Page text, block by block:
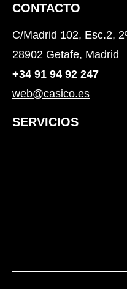
CONTACTO
C/Madrid 102, Esc.2,
28902 Getafe, Madrid
+34 91 94 92 247
web@casico.es
SERVICIOS